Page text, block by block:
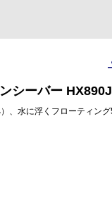
シーバー HX890J
、水に浮くフローティン